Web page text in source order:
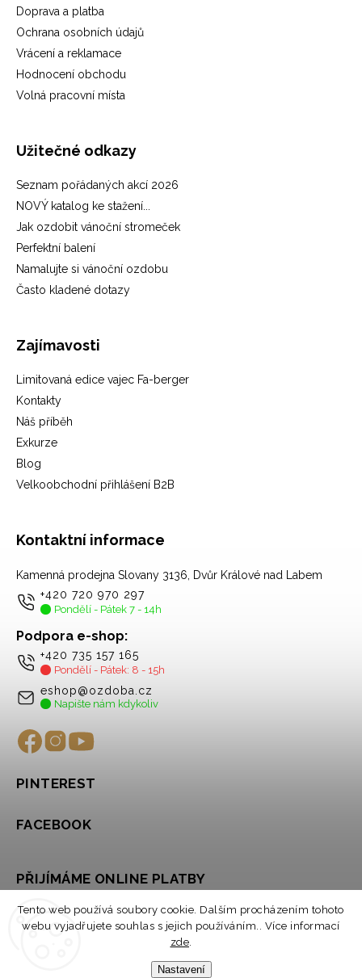
Tento web používá soubory cookie. Dalším procházením tohoto
webu vyjadřujete souhlas s jejich používáním.. Více informací
zde.
Nastavení
Doprava a platba
Ochrana osobních údajů
Vrácení a reklamace
Hodnocení obchodu
Volná pracovní místa
Užitečné odkazy
Seznam pořádaných akcí 2026
NOVÝ katalog ke stažení...
Jak ozdobit vánoční stromeček
Perfektní balení
Namalujte si vánoční ozdobu
Často kladené dotazy
Zajímavosti
Limitovaná edice vajec Fa-berger
Kontakty
Náš příběh
Exkurze
Blog
Velkoobchodní přihlášení B2B
Kontaktní informace
Kamenná prodejna Slovany 3136, Dvůr Králové nad Labem
+420 720 970 297
Pondělí - Pátek 7 - 14h
Podpora e-shop:
+420 735 157 165
Pondělí - Pátek: 8 - 15h
eshop@ozdoba.cz
Napište nám kdykoliv
PINTEREST
FACEBOOK
PŘIJÍMÁME ONLINE PLATBY